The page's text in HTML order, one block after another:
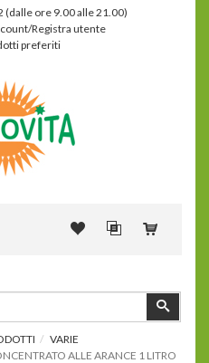
(dalle ore 9.00 alle 21.00)
Registra utente
preferiti
VARIE
ALLE ARANCE 1 LITRO